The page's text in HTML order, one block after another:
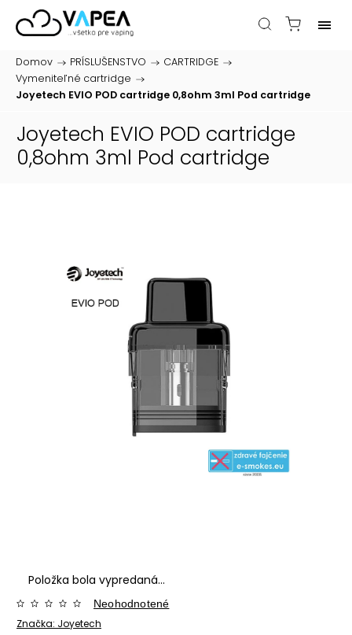
Domov / PRÍSLUŠENSTVO / CARTRIDGE /
Vymeniteľné cartridge /
Joyetech EVIO POD cartridge 0,8ohm 3ml Pod cartridge
Joyetech EVIO POD cartridge
0,8ohm 3ml Pod cartridge
Položka bola vypredaná…
Značka: Joyetech
Neohodnotené